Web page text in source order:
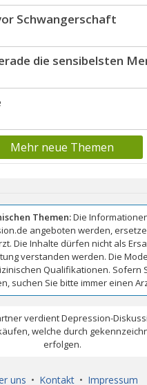
Schwangerschaft
die sensibelsten
Mehr neue Themen
uns • Kontakt • Impressum